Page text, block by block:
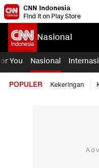
CNN Indonesia
Find it on Play Store
Nasional
You Nasional
POPULER Kekeringan